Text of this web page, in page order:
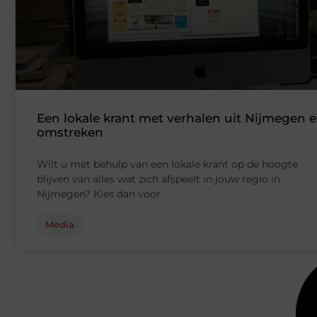
Een lokale krant met verhalen uit Nijmegen
omstreken
Wilt u met behulp van een lokale krant op de hoogte
blijven van alles wat zich afspeelt in jouw regio in
Nijmegen? Kies dan voor
Media